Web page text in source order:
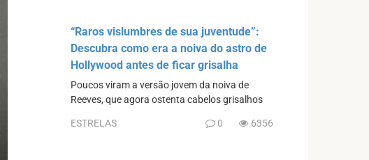
“Raros vislumbres de sua juventude”:
Descubra como era a noiva do astro de
Hollywood antes de ficar grisalha
Poucos viram a versão jovem da noiva de
Reeves, que agora ostenta cabelos grisalhos
ESTRELAS 0 6356